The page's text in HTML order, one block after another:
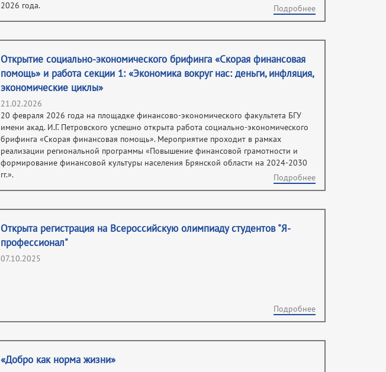
2026 года.
Подробнее
Открытие социально-экономического брифинга «Скорая финансовая
помощь» и работа секции 1: «Экономика вокруг нас: деньги, инфляция,
экономические циклы»
21.02.2026
20 февраля 2026 года на площадке финансово-экономического факультета БГУ
имени акад. И.Г. Петровского успешно открыта работа социально-экономического
брифинга «Скорая финансовая помощь». Мероприятие проходит в рамках
реализации региональной программы «Повышение финансовой грамотности и
формирование финансовой культуры населения Брянской области на 2024-2030
гг.».
Подробнее
Открыта регистрация на Всероссийскую олимпиаду студентов "Я-
профессионал"
07.10.2025
Подробнее
«Добро как норма жизни»